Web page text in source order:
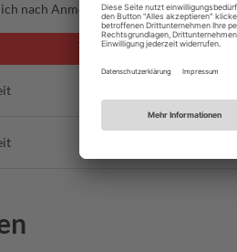
nach Anmeldung.
Tag und Uhrzeit